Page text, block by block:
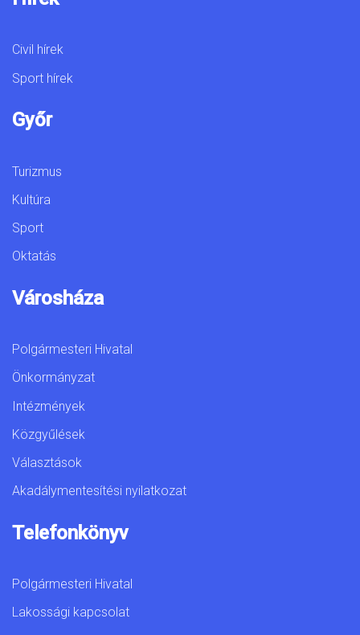
Civil hírek
Sport hírek
Győr
Turizmus
Kultúra
Sport
Oktatás
Városháza
Polgármesteri Hivatal
Önkormányzat
Intézmények
Közgyűlések
Választások
Akadálymentesítési nyilatkozat
Telefonkönyv
Polgármesteri Hivatal
Lakossági kapcsolat